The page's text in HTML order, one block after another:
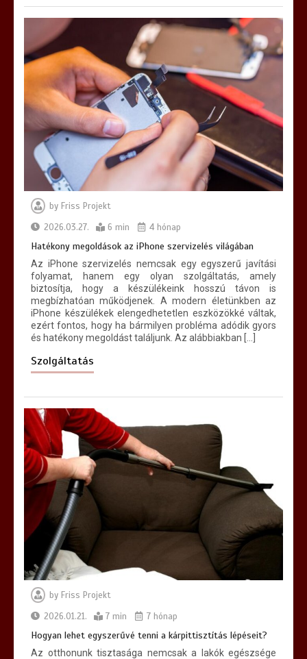
by Friss Projekt
2026.03.27.
6 min 4 hónap
Hatékony megoldások az iPhone szervizelés világában
Az iPhone szervizelés nemcsak egy egyszerű javítási
folyamat, hanem egy olyan szolgáltatás, amely
biztosítja, hogy a készülékeink hosszú távon is
megbízhatóan működjenek. A modern életünkben az
iPhone készülékek elengedhetetlen eszközökké váltak,
ezért fontos, hogy ha bármilyen probléma adódik gyors
és hatékony megoldást találjunk. Az alábbiakban […]
Szolgáltatás
by Friss Projekt
2026.01.21.
7 min 7 hónap
Hogyan lehet egyszerűvé tenni a kárpittisztítás lépéseit?
Az otthonunk tisztasága nemcsak a lakók egészsége